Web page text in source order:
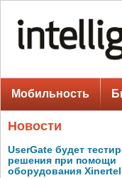
Мобильность
Новости
UserGate будет
решения при помощи
оборудования Xinertel